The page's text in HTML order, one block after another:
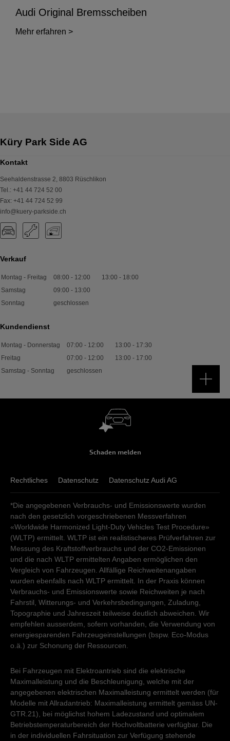
Audi Original Bremsscheiben
Mehr erfahren >
Küry Park Side AG
Kontakt
Seehaldenstrasse 2, 8803 Rüschlikon
Tel.: +41 44 724 52 00
Fax: +41 44 724 52 99
info@kuery-parkside.ch
Verkauf
Montag - Freitag 08:00 - 12:00 13:00 - 18:00
Samstag
09:00 - 13:00
Sonntag
geschlossen
Kundendienst
Montag - Donnerstag 07:00 - 12:00 13:00 - 17:30
Freitag
07:00 - 12:00 13:00 - 17:00
Samstag - Sonntag
geschlossen
Schaden melden
Rechtliches Datenschutz Datenschutz Audi AG
*Die angegebenen Verbrauchs- und Emissionswerte wurden
nach den gesetzlich vorgeschriebenen Messverfahren
«Worldwide Harmonized Light-Duty Vehicles Test Procedure»
(WLTP) ermittelt. WLTP ist ein realistischeres Prüfverfahren zur
Messung des Kraftstoffverbrauchs und der CO2-Emissionen
und die nach WLTP ermittelten Angaben ermöglichen den
Vergleich von Fahrzeugen. Allfällige Reichweitenangaben
wurden ebenfalls nach WLTP ermittelt. In der Praxis können
Verbrauchs- und Emissionswerte sowie Reichweiten je nach
Fahrstil, Witterungs- und Verkehrsbedingungen, Zuladung,
Topographie und Jahreszeit teilweise deutlich abweichen. Wir
empfehlen ausserdem, sofern vorhanden, die Verwendung von
energiesparenden Fahrzeugeinstellungen (bspw. Eco-Modus
o.ä.) zur Schonung der Ressourcen.
Bei Fahrzeugen mit Elektroantrieb sind die elektrische
Maximalleistung und die Beschleunigung, welche mit der
angegebenen elektrischen Maximalleistung ermittelt werden (für
Modelle mit Allradantrieb: Maximalleistung ermittelt gemäss UN-
GTR.21), bei möglichst hohem Ladezustand und optimalem
Betriebstemperaturbereich der Hochvoltbatterie verfügbar. Die
in der individuellen Fahrsituation zur Verfügung stehende